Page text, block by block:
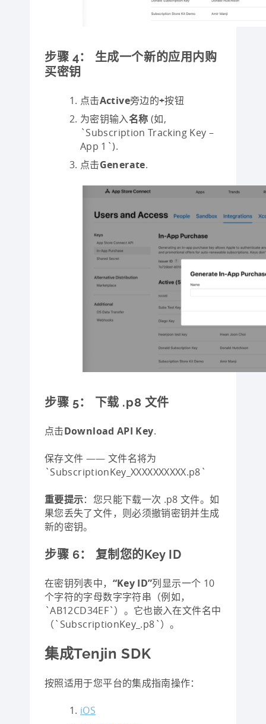
步骤 4：​ 生成一个新的应用内购
买密钥
点击Active旁边的+按钮
为密钥输入名称 (如,
`Subscription Tracking Key –
App 1`).
点击Generate.
步骤 5：​ 下载 .p8 文件
点击Download API Key.
保存文件 —— 文件名将为
`SubscriptionKey_XXXXXXXXXX.p8`
重要提示：您只能下载一次 .p8 文件。如
果您丢失了文件，则必须撤销密钥并生成
新的密钥。
步骤 6：​ 复制您的Key ID
在密钥列表中， “Key ID”列显示一个 10
个字符的字母数字字符串（例如，
`AB12CD34EF`）。它也嵌入在文件名中
（`SubscriptionKey_.p8`）。
集成Tenjin SDK
按照适用于您平台的集成指南操作：
iOS